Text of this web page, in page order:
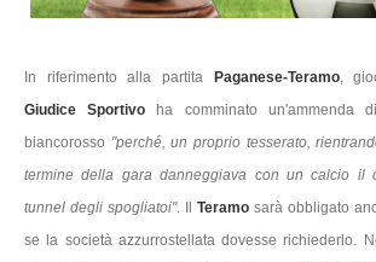
In riferimento alla partita Paganese-Teramo,
Giudice Sportivo
ha comminato
biancorosso "perché, un proprio tesserato,
termine della gara danneggiava con un calcio il
tunnel degli spogliatoi". Il Teramo sarà obbligato
se la società azzurrostellata dovesse richiederlo.